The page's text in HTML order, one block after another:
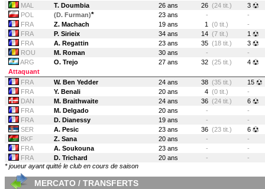
MAL
T. Doumbia 26 ans 26 (24 tit.)
3
POL
(D. Furman)* 23 ans -
-
FRA
Z. Machach 19 ans 1 (0 tit.)
-
FRA
P. Sirieix 34 ans 14 (7 tit.)
1
FRA
A. Regattin 23 ans 35 (18 tit.)
3
ROU
M. Roman 30 ans -
-
ARG
O. Trejo 27 ans 32 (25 tit.)
4
Attaquant
FRA
W. Ben Yedder 24 ans 38 (35 tit.)
15
FRA
Y. Benali 20 ans 4 (0 tit.)
-
DAN
M. Braithwaite 24 ans 36 (24 tit.)
6
FRA
M. Delgado 20 ans -
-
FRA
D. Dianessy 19 ans -
-
SER
A. Pesic 23 ans 36 (23 tit.)
6
BKF
Z. Sana 20 ans -
-
FRA
A. Soukouna 23 ans -
-
FRA
D. Trichard 20 ans -
-
* joueur ayant quitté le club en cours de saison
MERCATO / TRANSFERTS